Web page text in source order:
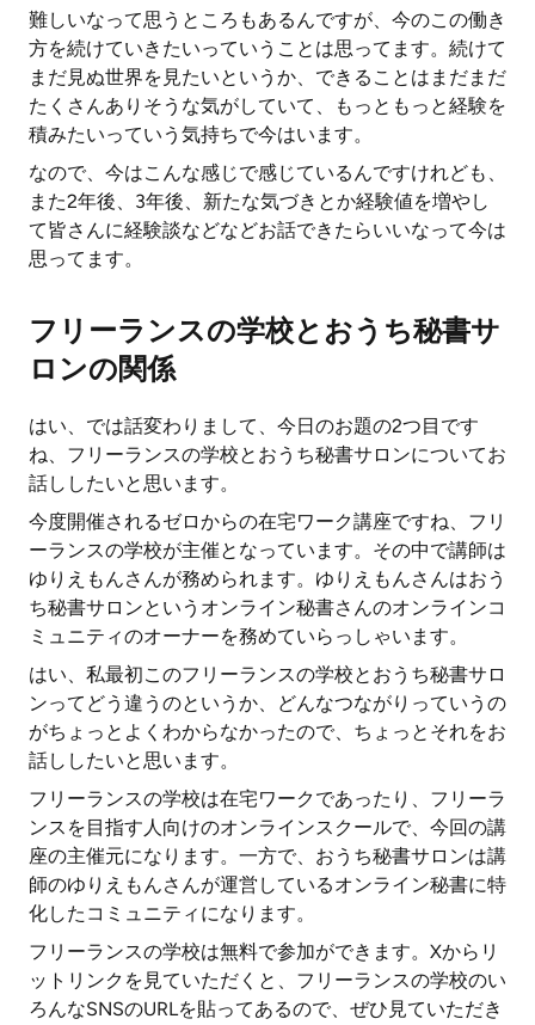
難しいなって思うところもあるんですが、今のこの働き
方を続けていきたいっていうことは思ってます。続けて
まだ見ぬ世界を見たいというか、できることはまだまだ
たくさんありそうな気がしていて、もっともっと経験を
積みたいっていう気持ちで今はいます。
なので、今はこんな感じで感じているんですけれども、
また2年後、3年後、新たな気づきとか経験値を増やし
て皆さんに経験談などなどお話できたらいいなって今は
思ってます。
フリーランスの学校とおうち秘書サ
ロンの関係
はい、では話変わりまして、今日のお題の2つ目です
ね、フリーランスの学校とおうち秘書サロンについてお
話ししたいと思います。
今度開催されるゼロからの在宅ワーク講座ですね、フリ
ーランスの学校が主催となっています。その中で講師は
ゆりえもんさんが務められます。ゆりえもんさんはおう
ち秘書サロンというオンライン秘書さんのオンラインコ
ミュニティのオーナーを務めていらっしゃいます。
はい、私最初このフリーランスの学校とおうち秘書サロ
ンってどう違うのというか、どんなつながりっていうの
がちょっとよくわからなかったので、ちょっとそれをお
話ししたいと思います。
フリーランスの学校は在宅ワークであったり、フリーラ
ンスを目指す人向けのオンラインスクールで、今回の講
座の主催元になります。一方で、おうち秘書サロンは講
師のゆりえもんさんが運営しているオンライン秘書に特
化したコミュニティになります。
フリーランスの学校は無料で参加ができます。Xからリ
ットリンクを見ていただくと、フリーランスの学校のい
ろんなSNSのURLを貼ってあるので、ぜひ見ていただき